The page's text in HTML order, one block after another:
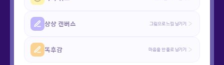
상상 캔버스 그림으로 느낌 남기기
똑후감 마음을 한 줄로 남기기